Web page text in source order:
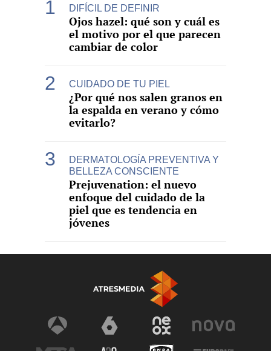
DIFÍCIL DE DEFINIR
Ojos hazel: qué son y cuál es
el motivo por el que parecen
cambiar de color
CUIDADO DE TU PIEL
¿Por qué nos salen granos en
la espalda en verano y cómo
evitarlo?
DERMATOLOGÍA PREVENTIVA Y
BELLEZA CONSCIENTE
Prejuvenation: el nuevo
enfoque del cuidado de la
piel que es tendencia en
jóvenes